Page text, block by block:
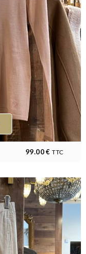
99.00€ TTC